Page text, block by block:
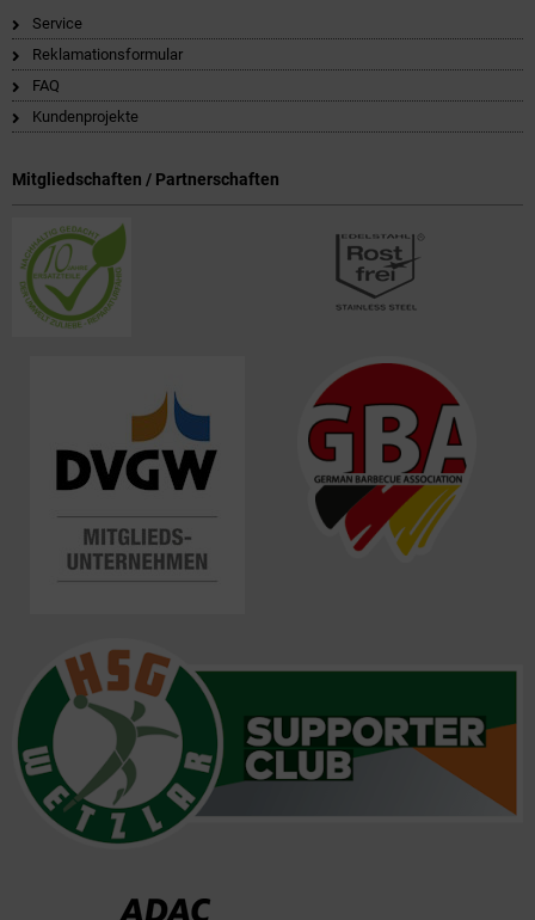
Service
Reklamationsformular
FAQ
Kundenprojekte
Mitgliedschaften / Partnerschaften